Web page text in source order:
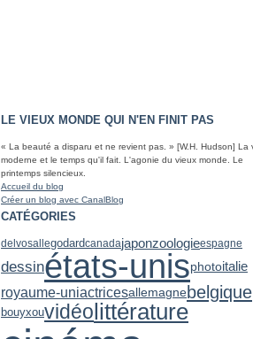
LE VIEUX MONDE QUI N'EN FINIT PAS
« La beauté a disparu et ne revient pas. » [W.H. Hudson] La
moderne et le temps qu'il fait. L'agonie du vieux monde. Le
printemps silencieux.
Accueil du blog
Créer un blog avec CanalBlog
CATÉGORIES
delvosallegodardcanadajaponzoologieespagne
dessinétats-unisphotoitalie
royaume-uniactricesallemagne belgique
bouyxouvidéo littérature